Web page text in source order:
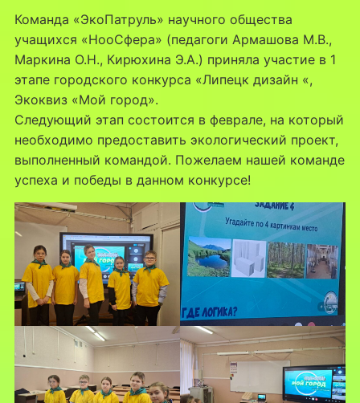
Команда «ЭкоПатруль» научного общества
учащихся «НооСфера» (педагоги Армашова М.В.,
Маркина О.Н., Кирюхина Э.А.) приняла участие в 1
этапе городского конкурса «Липецк дизайн «,
Экоквиз «Мой город».
Следующий этап состоится в феврале, на который
необходимо предоставить экологический проект,
выполненный командой. Пожелаем нашей команде
успеха и победы в данном конкурсе!